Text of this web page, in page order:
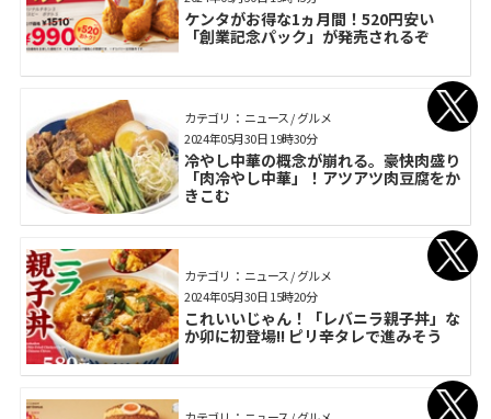
ケンタがお得な1ヵ月間！520円安い
「創業記念パック」が発売されるぞ
カテゴリ： ニュース / グルメ
冷やし中華の概念が崩れる。豪快肉盛り
「肉冷やし中華」！アツアツ肉豆腐をか
きこむ
2024年05月30日 19時30分
カテゴリ： ニュース / グルメ
これいいじゃん！「レバニラ親子丼」な
か卯に初登場!! ピリ辛タレで進みそう
2024年05月30日 15時20分